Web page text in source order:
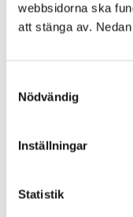
webbsidorna ska
att stänga av.
Nödvändig
Inställningar
Statistik